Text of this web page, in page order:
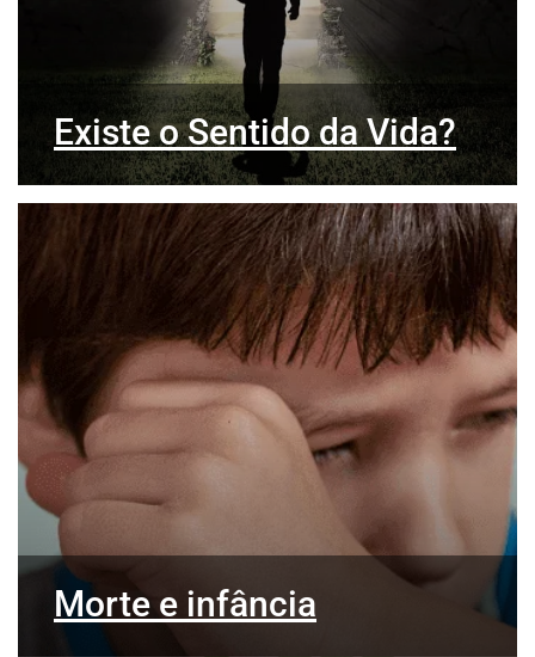
Existe o Sentido da Vida?
Morte e infância